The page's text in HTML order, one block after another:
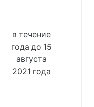
в течение
года до 15
августа
2021 года